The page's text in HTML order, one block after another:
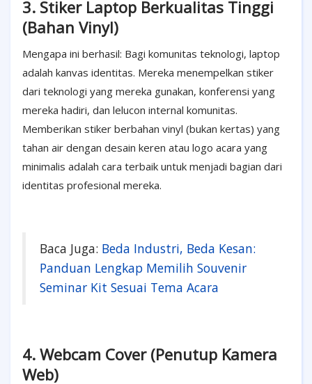
3. Stiker Laptop Berkualitas Tinggi
(Bahan Vinyl)
Mengapa ini berhasil: Bagi komunitas teknologi, laptop
adalah kanvas identitas. Mereka menempelkan stiker
dari teknologi yang mereka gunakan, konferensi yang
mereka hadiri, dan lelucon internal komunitas.
Memberikan stiker berbahan vinyl (bukan kertas) yang
tahan air dengan desain keren atau logo acara yang
minimalis adalah cara terbaik untuk menjadi bagian dari
identitas profesional mereka.
Baca Juga: Beda Industri, Beda Kesan:
Panduan Lengkap Memilih Souvenir
Seminar Kit Sesuai Tema Acara
4. Webcam Cover (Penutup Kamera
Web)